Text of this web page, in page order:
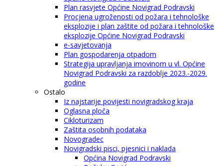
Plan rasvjete Općine Novigrad Podravski
Procjena ugroženosti od požara i tehnološke
eksplozije i plan zaštite od požara i tehnološke
eksplozije Općine Novigrad Podravski
e-savjetovanja
Plan gospodarenja otpadom
Strategija upravljanja imovinom u vl. Općine
Novigrad Podravski za razdoblje 2023.-2029.
godine
Ostalo
Iz najstarije povijesti novigradskog kraja
Oglasna ploča
Cikloturizam
Zaštita osobnih podataka
Novogradec
Novigradski pisci, pjesnici i naklada
Općina Novigrad Podravski